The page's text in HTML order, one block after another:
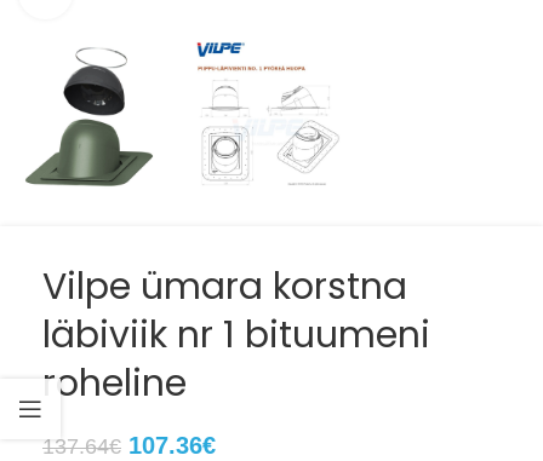
Vilpe ümara korstna
läbiviik nr 1 bituumeni
roheline
137.64€ 107.36€